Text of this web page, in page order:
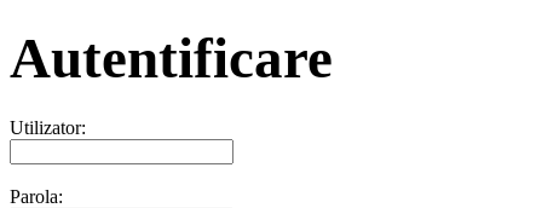
Autentificare
Utilizator:
Parola: